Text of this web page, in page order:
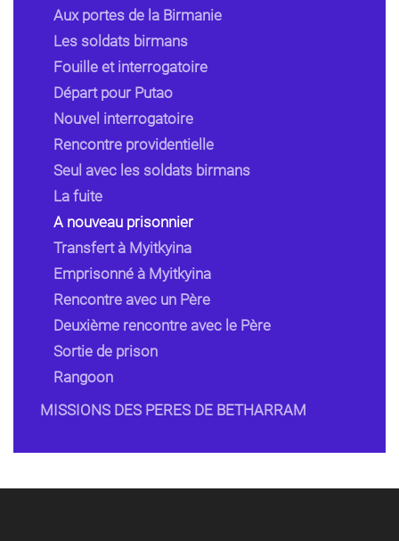
Aux portes de la Birmanie
Les soldats birmans
Fouille et interrogatoire
Départ pour Putao
Nouvel interrogatoire
Rencontre providentielle
Seul avec les soldats birmans
La fuite
A nouveau prisonnier
Transfert à Myitkyina
Emprisonné à Myitkyina
Rencontre avec un Père
Deuxième rencontre avec le Père
Sortie de prison
Rangoon
MISSIONS DES PERES DE BETHARRAM